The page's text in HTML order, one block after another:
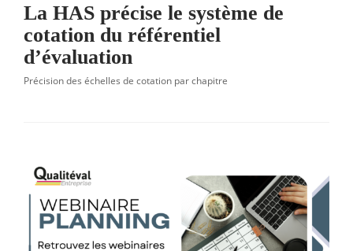
La HAS précise le système de
cotation du référentiel
d’évaluation
Précision des échelles de cotation par chapitre